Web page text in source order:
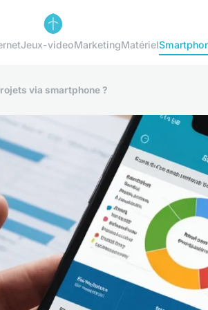
Jeux-videoMarketingMatériel
via smartphone ?